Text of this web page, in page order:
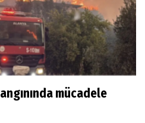
mücadele